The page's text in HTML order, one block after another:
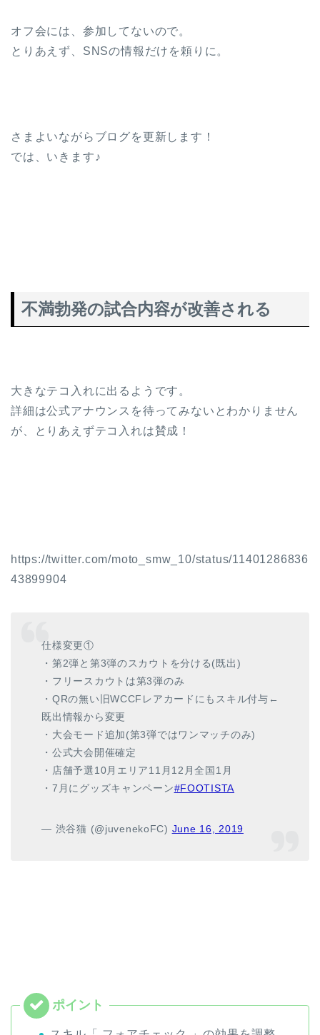
オフ会には、参加してないので。
とりあえず、SNSの情報だけを頼りに。
さまよいながらブログを更新します！
では、いきます♪
不満勃発の試合内容が改善される
大きなテコ入れに出るようです。
詳細は公式アナウンスを待ってみないとわかりません
が、とりあえずテコ入れは賛成！
https://twitter.com/moto_smw_10/status/11401286836
43899904
仕様変更①
・第2弾と第3弾のスカウトを分ける(既出)
・フリースカウトは第3弾のみ
・QRの無い旧WCCFレアカードにもスキル付与←
既出情報から変更
・大会モード追加(第3弾ではワンマッチのみ)
・公式大会開催確定
・店舗予選10月エリア11月12月全国1月
・7月にグッズキャンペーン#FOOTISTA
— 渋谷猫 (@juvenekoFC) June 16, 2019